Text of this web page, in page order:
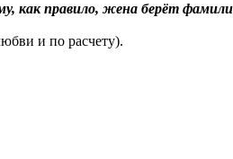
как правило, жена берёт
и по расчету).